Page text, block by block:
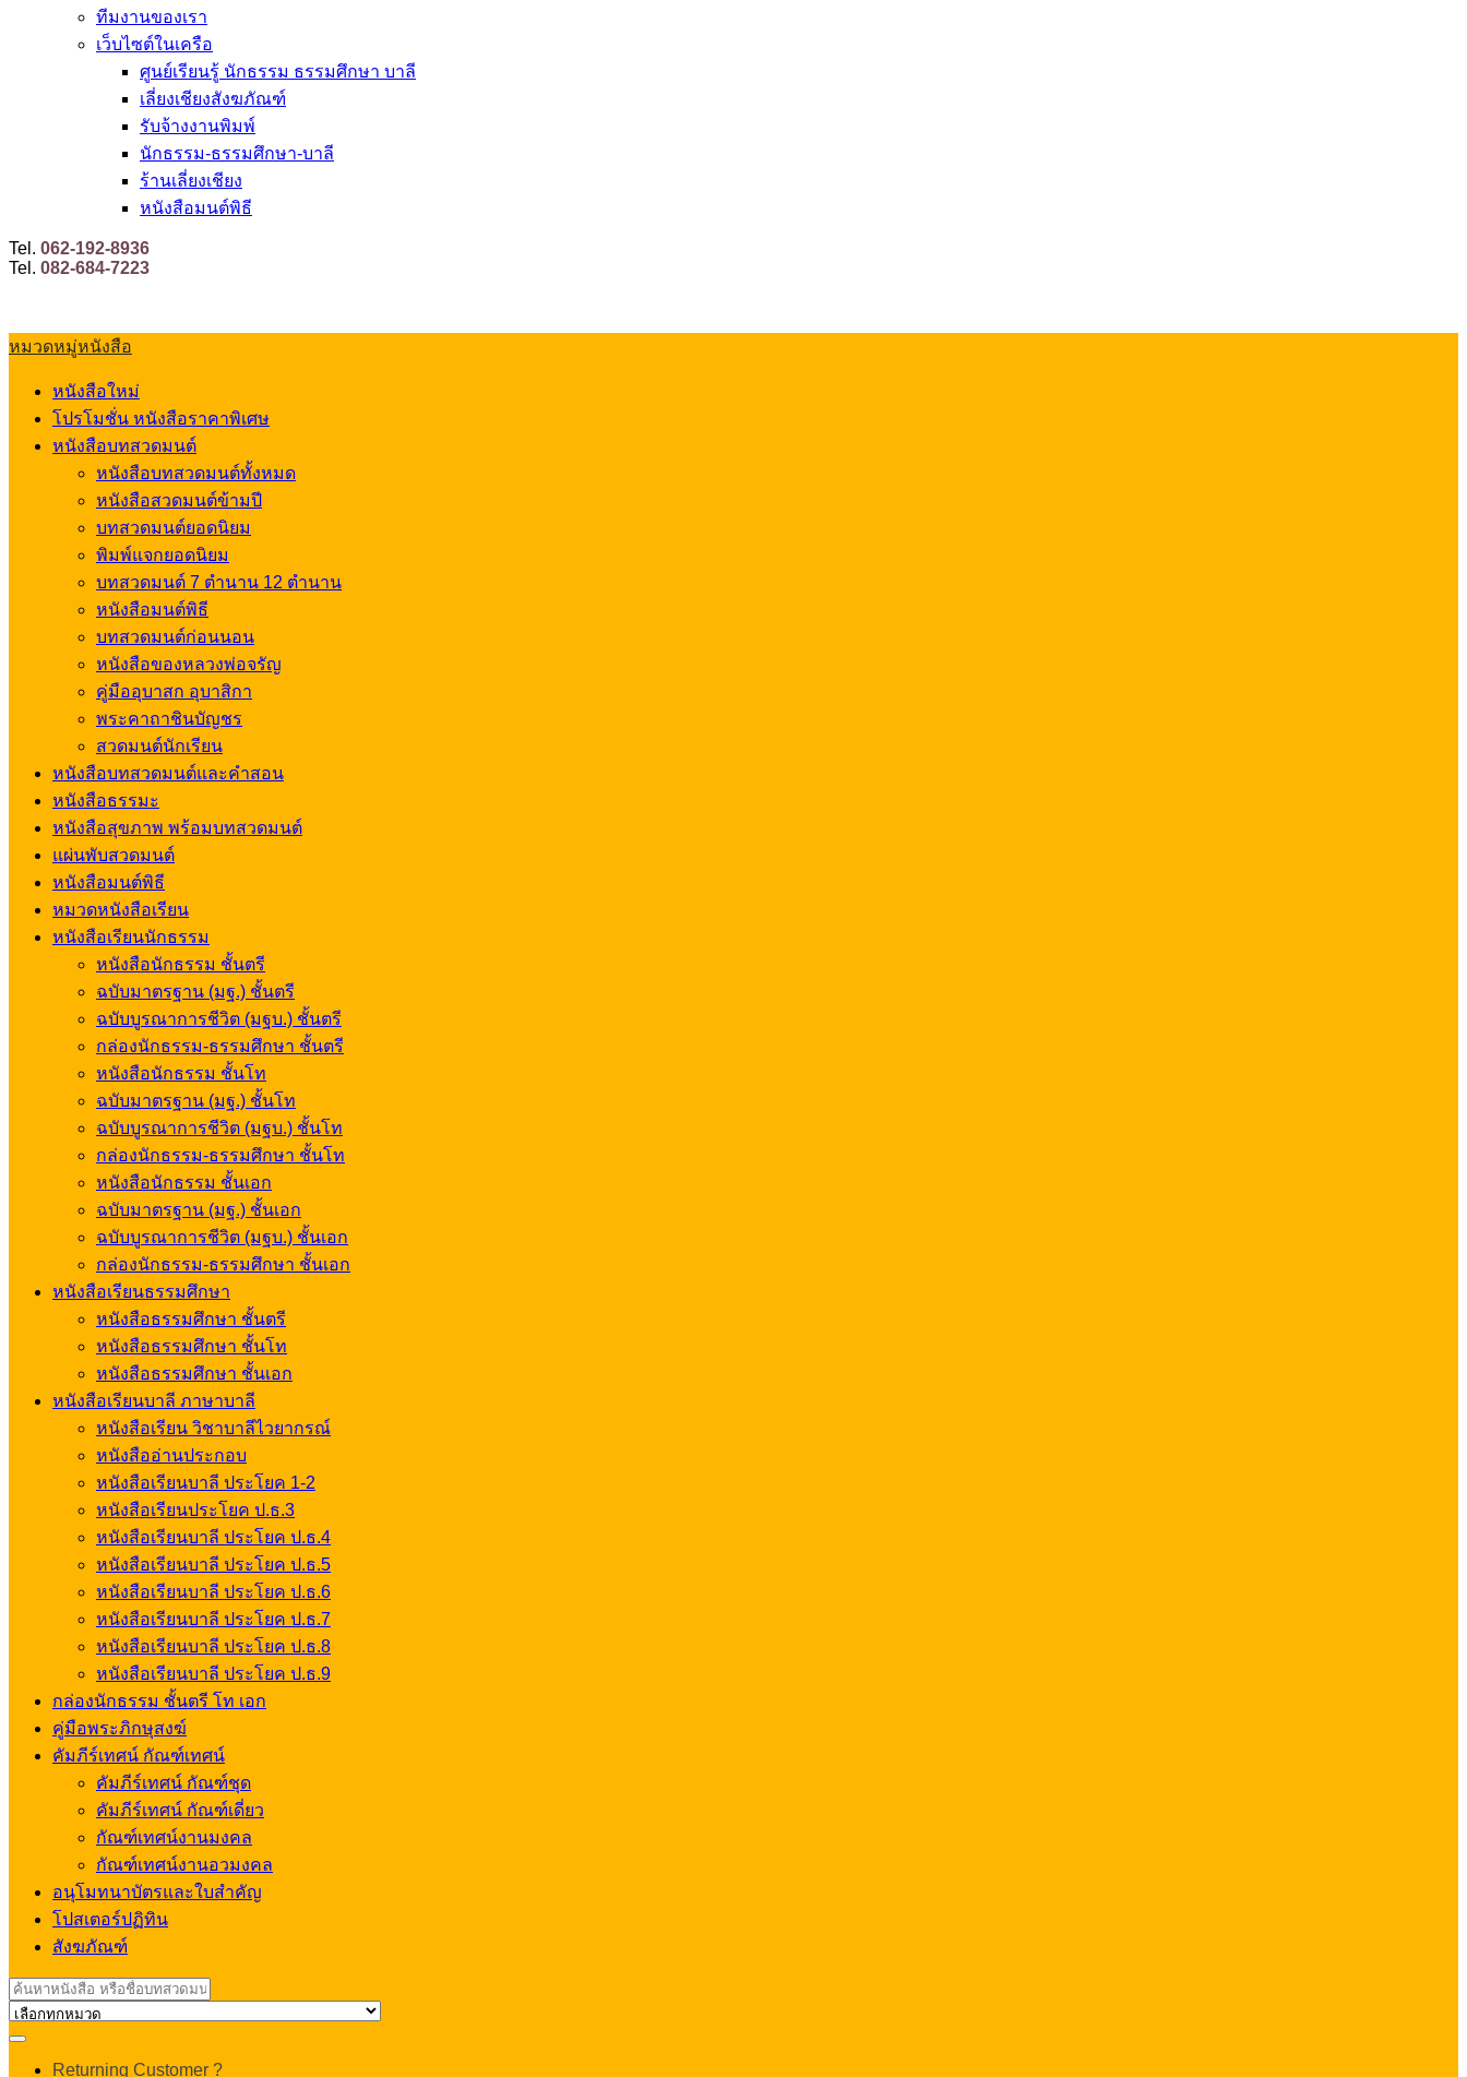
ทีมงานของเรา
เว็บไซต์ในเครือ
ศูนย์เรียนรู้ นักธรรม ธรรมศึกษา บาลี
เลี่ยงเชียงสังฆภัณฑ์
รับจ้างงานพิมพ์
นักธรรม-ธรรมศึกษา-บาลี
ร้านเลี่ยงเชียง
หนังสือมนต์พิธี
Tel. 062-192-8936
Tel. 082-684-7223
หมวดหมู่หนังสือ
หนังสือใหม่
โปรโมชั่น หนังสือราคาพิเศษ
หนังสือบทสวดมนต์
หนังสือบทสวดมนต์ทั้งหมด
หนังสือสวดมนต์ข้ามปี
บทสวดมนต์ยอดนิยม
พิมพ์แจกยอดนิยม
บทสวดมนต์ 7 ตำนาน 12 ตำนาน
หนังสือมนต์พิธี
บทสวดมนต์ก่อนนอน
หนังสือของหลวงพ่อจรัญ
คู่มืออุบาสก อุบาสิกา
พระคาถาชินบัญชร
สวดมนต์นักเรียน
หนังสือบทสวดมนต์และคำสอน
หนังสือธรรมะ
หนังสือสุขภาพ พร้อมบทสวดมนต์
แผ่นพับสวดมนต์
หนังสือมนต์พิธี
หมวดหนังสือเรียน
หนังสือเรียนนักธรรม
หนังสือนักธรรม ชั้นตรี
ฉบับมาตรฐาน (มฐ.) ชั้นตรี
ฉบับบูรณาการชีวิต (มฐบ.) ชั้นตรี
กล่องนักธรรม-ธรรมศึกษา ชั้นตรี
หนังสือนักธรรม ชั้นโท
ฉบับมาตรฐาน (มฐ.) ชั้นโท
ฉบับบูรณาการชีวิต (มฐบ.) ชั้นโท
กล่องนักธรรม-ธรรมศึกษา ชั้นโท
หนังสือนักธรรม ชั้นเอก
ฉบับมาตรฐาน (มฐ.) ชั้นเอก
ฉบับบูรณาการชีวิต (มฐบ.) ชั้นเอก
กล่องนักธรรม-ธรรมศึกษา ชั้นเอก
หนังสือเรียนธรรมศึกษา
หนังสือธรรมศึกษา ชั้นตรี
หนังสือธรรมศึกษา ชั้นโท
หนังสือธรรมศึกษา ชั้นเอก
หนังสือเรียนบาลี ภาษาบาลี
หนังสือเรียน วิชาบาลีไวยากรณ์
หนังสืออ่านประกอบ
หนังสือเรียนบาลี ประโยค 1-2
หนังสือเรียนประโยค ป.ธ.3
หนังสือเรียนบาลี ประโยค ป.ธ.4
หนังสือเรียนบาลี ประโยค ป.ธ.5
หนังสือเรียนบาลี ประโยค ป.ธ.6
หนังสือเรียนบาลี ประโยค ป.ธ.7
หนังสือเรียนบาลี ประโยค ป.ธ.8
หนังสือเรียนบาลี ประโยค ป.ธ.9
กล่องนักธรรม ชั้นตรี โท เอก
คู่มือพระภิกษุสงฆ์
คัมภีร์เทศน์ กัณฑ์เทศน์
คัมภีร์เทศน์ กัณฑ์ชุด
คัมภีร์เทศน์ กัณฑ์เดี่ยว
กัณฑ์เทศน์งานมงคล
กัณฑ์เทศน์งานอวมงคล
อนุโมทนาบัตรและใบสำคัญ
โปสเตอร์ปฏิทิน
สังฆภัณฑ์
Search
for:
Returning Customer ?